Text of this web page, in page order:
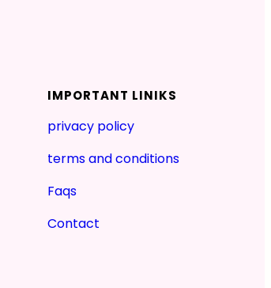
IMPORTANT LINIKS
privacy policy
terms and conditions
Faqs
Contact